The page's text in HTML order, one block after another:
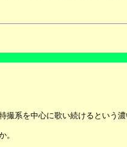
系を中心に歌い続けるという
。